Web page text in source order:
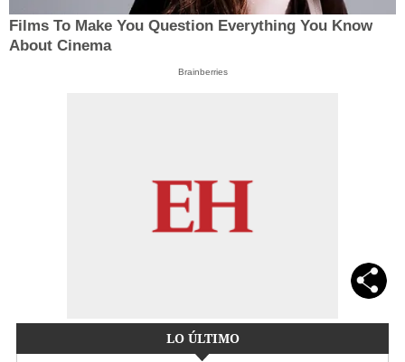
Films To Make You Question Everything You Know
About Cinema
Brainberries
LO ÚLTIMO